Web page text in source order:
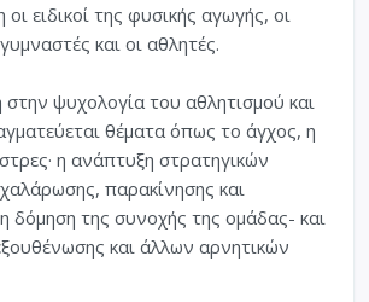
ειδικοί της φυσικής αγωγής, οι
και οι αθλητές.
ψυχολογία του αθλητισμού και
θέματα όπως το άγχος, η
η ανάπτυξη στρατηγικών
παρακίνησης και
δόμηση της συνοχής της ομάδας- και
και άλλων αρνητικών